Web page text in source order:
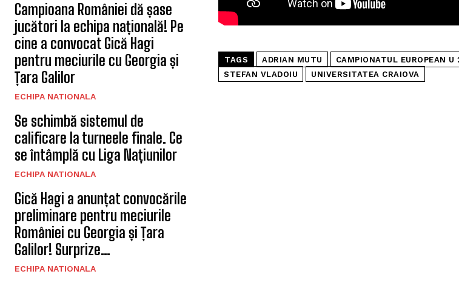
Campioana României dă șase
jucători la echipa națională! Pe
cine a convocat Gică Hagi
pentru meciurile cu Georgia și
Țara Galilor
ECHIPA NATIONALA
Se schimbă sistemul de
calificare la turneele finale. Ce
se întâmplă cu Liga Națiunilor
ECHIPA NATIONALA
Gică Hagi a anunțat convocările
preliminare pentru meciurile
României cu Georgia și Țara
Galilor! Surprize…
ECHIPA NATIONALA
TAGS ADRIAN MUTU CAMPIONATUL EUROPEAN U
STEFAN VLADOIU
UNIVERSITATEA CRAIOVA